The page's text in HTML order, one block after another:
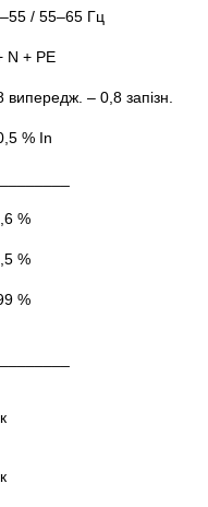
/ 55–65 Гц
N + PE
випередж. – 0,8 запізн.
% In
%
%
%